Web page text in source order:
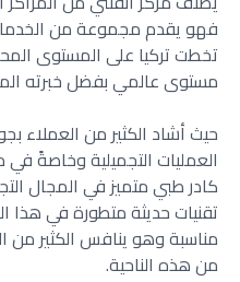
فهو يقدم مجموعة من
تخطت تركيا على المستوى
مستوى عالمي بفضل خبرته
حيث أشاد الكثير من العملاء
العمليات التجميلية وخاصةً
كادر طبي متميز في المجال
تقنيات حديثة متطورة في هذا
مناسبة وهو ينافس الكثير من
من هذه الناحية.